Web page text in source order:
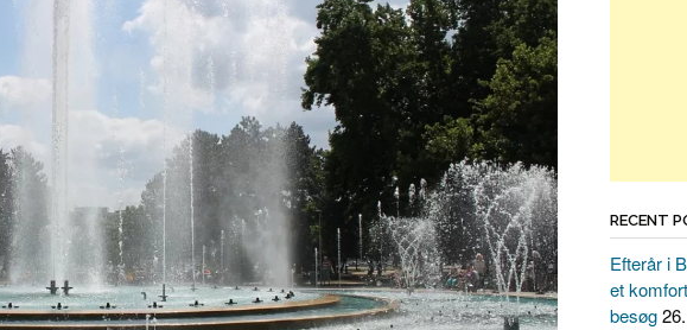
RECENT
Efterår i
et
besøg